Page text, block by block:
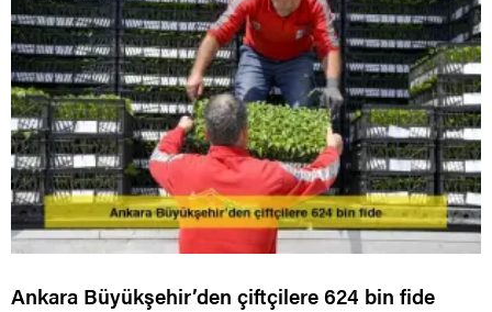
Ankara Büyükşehir’den çiftçilere 624 bin fide